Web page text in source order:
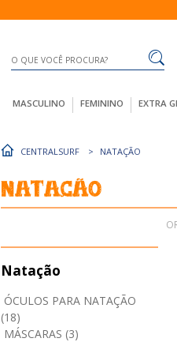
MASCULINO FEMININO EXTRA
CENTRALSURF NATAÇÃO
Natação
Natação
ÓCULOS PARA NATAÇÃO
(18)
MÁSCARAS (3)